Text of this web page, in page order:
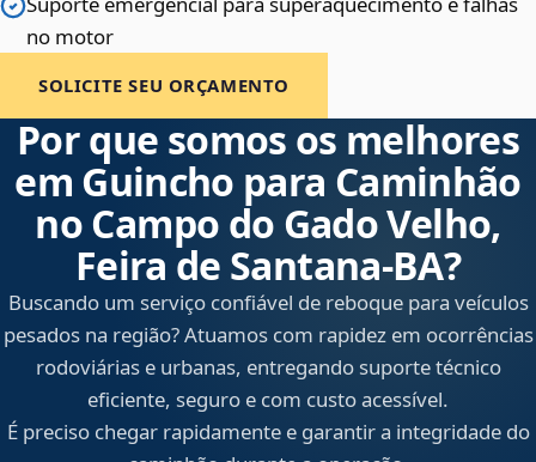
no motor
SOLICITE SEU ORÇAMENTO
Por que somos os melhores
em Guincho para Caminhão
no Campo do Gado Velho,
Feira de Santana‑BA?
Buscando um serviço confiável de reboque para veículos
pesados na região? Atuamos com rapidez em ocorrências
rodoviárias e urbanas, entregando suporte técnico
eficiente, seguro e com custo acessível.
É preciso chegar rapidamente e garantir a integridade do